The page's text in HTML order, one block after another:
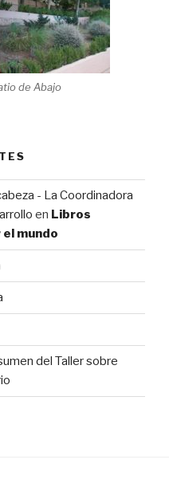
de Abajo
- La Coordinadora
en Libros
mundo
del Taller sobre